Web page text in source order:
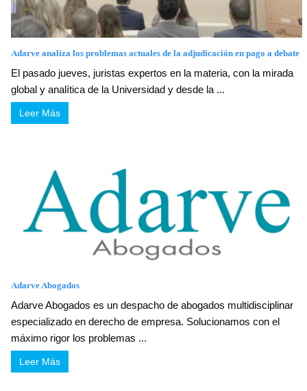
Adarve analiza los problemas actuales de la adjudicación en pago a debate
El pasado jueves, juristas expertos en la materia, con la mirada
global y analítica de la Universidad y desde la ...
Leer Más
Adarve Abogados
Adarve Abogados es un despacho de abogados multidisciplinar
especializado en derecho de empresa. Solucionamos con el
máximo rigor los problemas ...
Leer Más